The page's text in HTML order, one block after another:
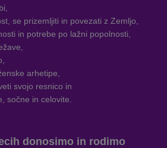
se prizemljiti in povezati z Zemljo,
in potrebe po lažni popolnosti,
arhetipe,
svojo resnico in
sočne in celovite.
donosimo in rodimo